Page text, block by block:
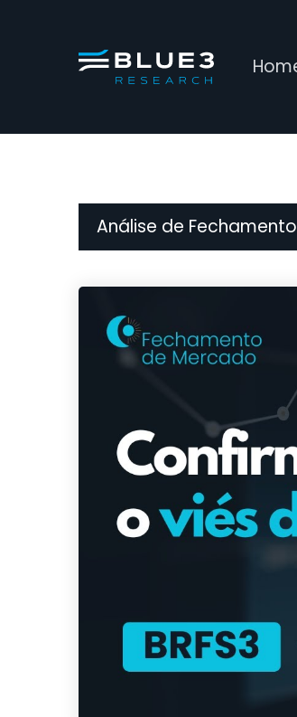
Análise de Fechamento